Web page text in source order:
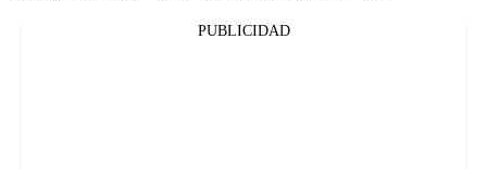
PUBLICIDAD